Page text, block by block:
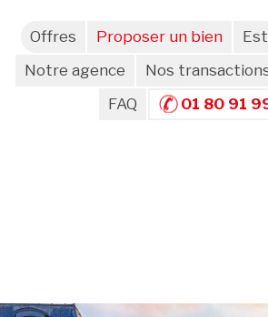
Offres Proposer un bien
Notre agence
Nos
FAQ
01 80 91